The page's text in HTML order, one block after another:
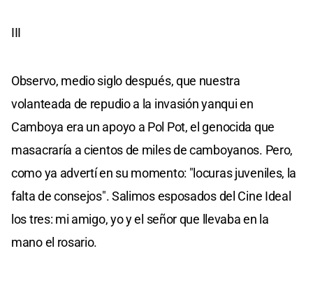
III
Observo, medio siglo después, que nuestra
volanteada de repudio a la invasión yanqui en
Camboya era un apoyo a Pol Pot, el genocida que
masacraría a cientos de miles de camboyanos. Pero,
como ya advertí en su momento: "locuras juveniles, la
falta de consejos". Salimos esposados del Cine Ideal
los tres: mi amigo, yo y el señor que llevaba en la
mano el rosario.